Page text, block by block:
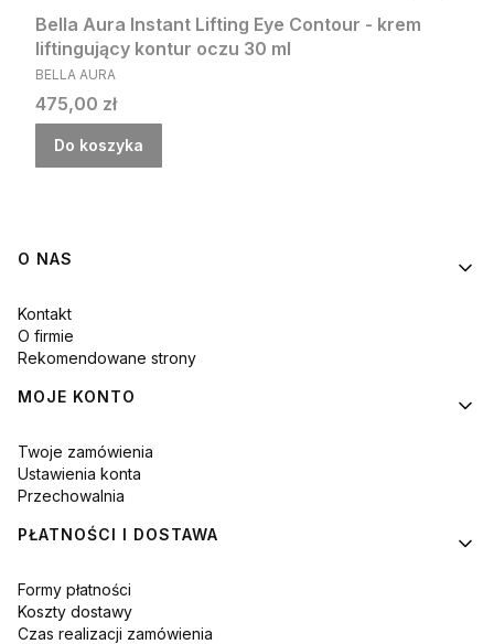
Bella Aura Instant Lifting Eye Contour - krem
liftingujący kontur oczu 30 ml
PRODUCENT
BELLA AURA
Cena
475,00 zł
Do koszyka
Linki w stopce
O NAS
Kontakt
O firmie
Rekomendowane strony
MOJE KONTO
Twoje zamówienia
Ustawienia konta
Przechowalnia
PŁATNOŚCI I DOSTAWA
Formy płatności
Koszty dostawy
Czas realizacji zamówienia